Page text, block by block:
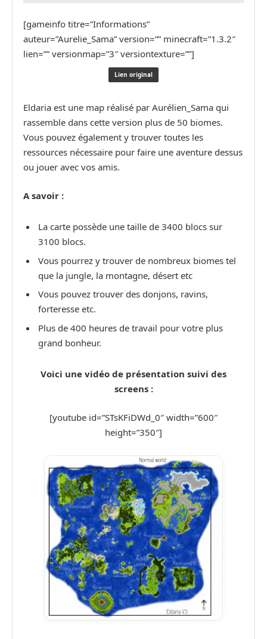
[gameinfo titre=”Informations”
auteur=”Aurelie_Sama” version=”” minecraft=”1.3.2″
lien=”” versionmap=”3″ versiontexture=””]
Lien original
Eldaria est une map réalisé par Aurélien_Sama qui
rassemble dans cette version plus de 50 biomes.
Vous pouvez également y trouver toutes les
ressources nécessaire pour faire une aventure dessus
ou jouer avec vos amis.
A savoir :
La carte possède une taille de 3400 blocs sur
3100 blocs.
Vous pourrez y trouver de nombreux biomes tel
que la jungle, la montagne, désert etc
Vous pouvez trouver des donjons, ravins,
forteresse etc.
Plus de 400 heures de travail pour votre plus
grand bonheur.
Voici une vidéo de présentation suivi des
screens :
[youtube id=”STsKFiDWd_0″ width=”600″
height=”350″]